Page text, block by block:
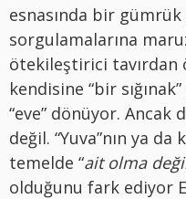
esnasında bir
sorgulamalarına
ötekileştirici tavırdan
kendisine “bir
“eve” dönüyor. Ancak
değil. “Yuva”nın ya
temelde “ait olma
olduğunu fark ediyor